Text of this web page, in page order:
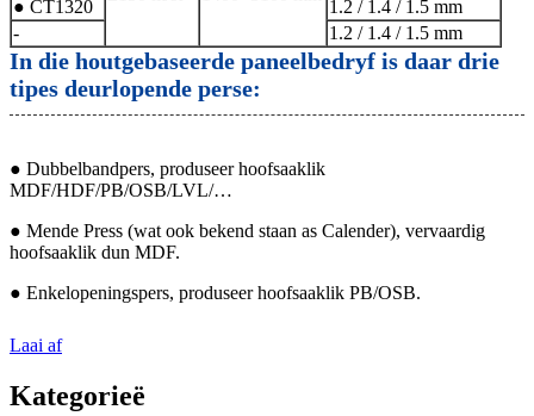
● CT1320
1.2 / 1.4 / 1.5 mm
-
1.2 / 1.4 / 1.5 mm
In die houtgebaseerde paneelbedryf is daar drie
tipes deurlopende perse:
● Dubbelbandpers, produseer hoofsaaklik
MDF/HDF/PB/OSB/LVL/…
● Mende Press (wat ook bekend staan ​​as Calender), vervaardig
hoofsaaklik dun MDF.
● Enkelopeningspers, produseer hoofsaaklik PB/OSB.
Laai af
Kategorieë